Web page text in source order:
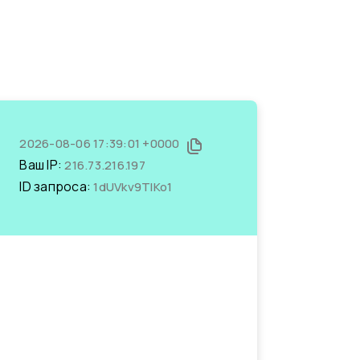
2026-08-06 17:39:01 +0000
Ваш IP:216.73.216.197
ID запроса:1dUVkv9TlKo1